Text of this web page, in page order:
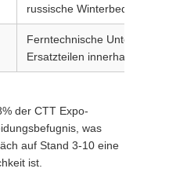
russische
Ferntechnische
Ersatzteilen innerhalb von
der CTT Expo-
was
auf Stand 3-10 eine
ist.